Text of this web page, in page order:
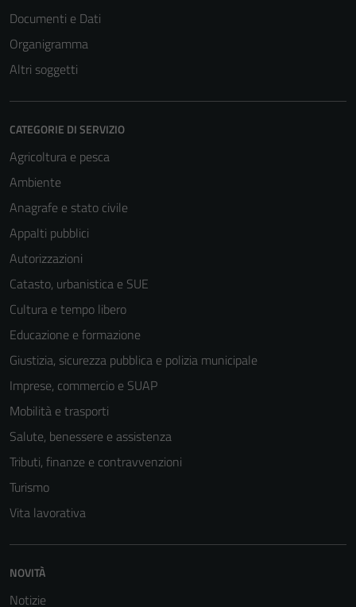
Documenti e Dati
Organigramma
Altri soggetti
CATEGORIE DI SERVIZIO
Agricoltura e pesca
Ambiente
Anagrafe e stato civile
Appalti pubblici
Autorizzazioni
Catasto, urbanistica e SUE
Cultura e tempo libero
Educazione e formazione
Giustizia, sicurezza pubblica e polizia municipale
Imprese, commercio e SUAP
Mobilità e trasporti
Salute, benessere e assistenza
Tributi, finanze e contravvenzioni
Turismo
Vita lavorativa
NOVITÀ
Notizie
per il